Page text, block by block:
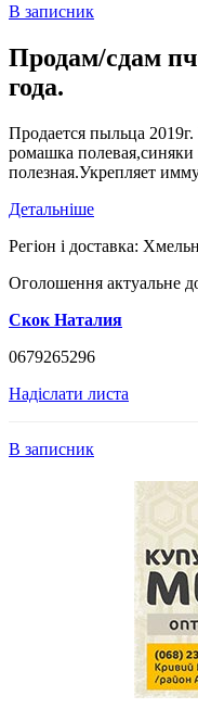
В записник
Продам/сдам
года.
Продается пыльца
ромашка
полезная.Укрепляет
Детальніше
Регіон і доставка:
Оголошення актуальне
Скок Наталия
0679265296
Надіслати листа
В записник